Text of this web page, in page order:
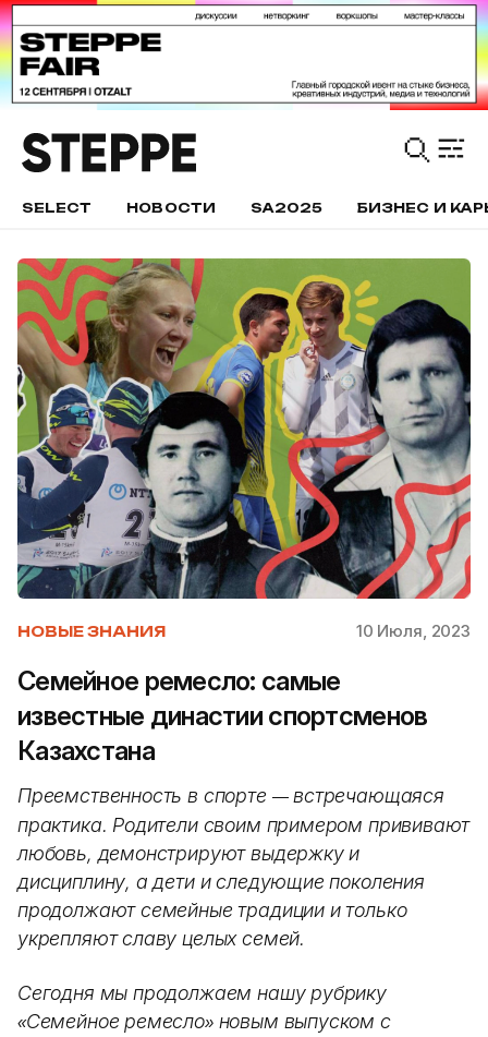
SELECT НОВОСТИ SA2025 БИЗНЕС И
НОВЫЕ ЗНАНИЯ 10 Июля, 2023
Семейное ремесло: самые
известные династии спортсменов
Казахстана
Преемственность в спорте —встречающаяся
практика. Родители своим примером прививают
любовь, демонстрируют выдержку и
дисциплину, а дети и следующие поколения
продолжают семейные традиции и только
укрепляют славу целых семей.
Сегодня мы продолжаем нашу рубрику
«Семейное ремесло»новым выпуском с